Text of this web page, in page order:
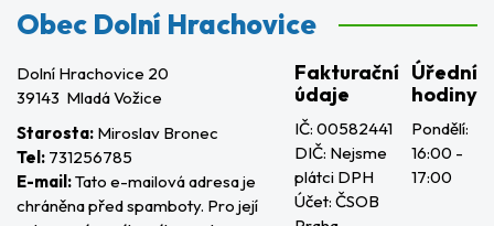
Obec Dolní Hrachovice
Dolní Hrachovice 20
39143 Mladá Vožice
Starosta: Miroslav Bronec
Tel: 731256785
E-mail:Tato e-mailová adresa je
chráněna před spamboty. Pro její
Fakturační
údaje
IČ: 00582441
DIČ: Nejsme
plátci DPH
Účet: ČSOB
Úřední
hodiny
Pondělí:
16:00 -
17:00